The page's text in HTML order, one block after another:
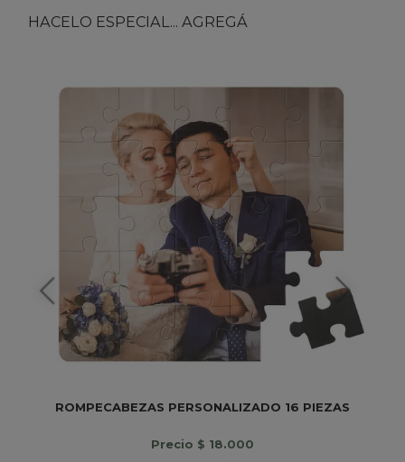
HACELO ESPECIAL... AGREGÁ
ROMPECABEZAS PERSONALIZADO 16 PIEZAS
Precio $ 18.000